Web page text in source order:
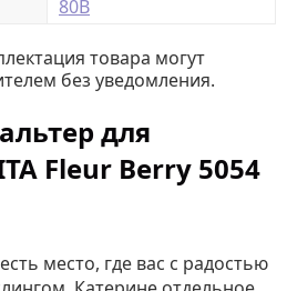
80B
товара могут
без уведомления.
для
Fleur Berry 5054
место, где вас с радостью